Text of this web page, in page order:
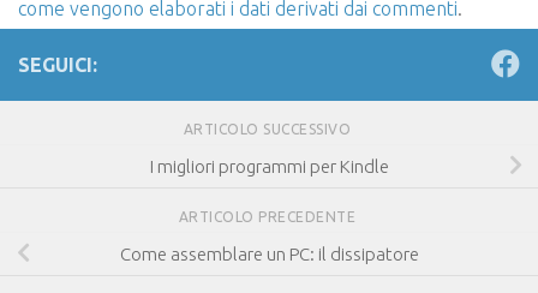
come vengono elaborati i dati derivati dai commenti.
SEGUICI:
ARTICOLO SUCCESSIVO
I migliori programmi per Kindle
ARTICOLO PRECEDENTE
Come assemblare un PC: il dissipatore